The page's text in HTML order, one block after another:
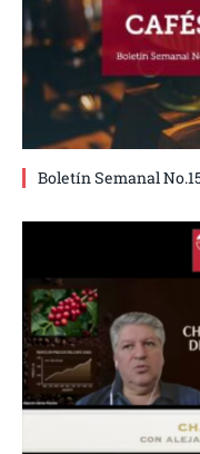
Boletín Semanal